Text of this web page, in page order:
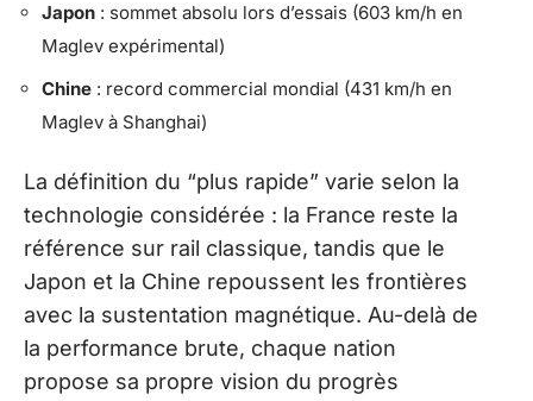
Japon : sommet absolu lors d’essais (603 km/h en
Maglev expérimental)
Chine : record commercial mondial (431 km/h en
Maglev à Shanghai)
La définition du “plus rapide” varie selon la
technologie considérée : la France reste la
référence sur rail classique, tandis que le
Japon et la Chine repoussent les frontières
avec la sustentation magnétique. Au-delà de
la performance brute, chaque nation
propose sa propre vision du progrès